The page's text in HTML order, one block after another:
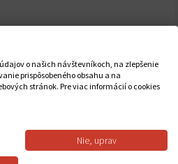
0,0099 € s DPH
o našich návštevníkoch, na zlepšenie
prispôsobeného obsahu a na
stránok. Pre viac informácií o cookies
Nie, uprav